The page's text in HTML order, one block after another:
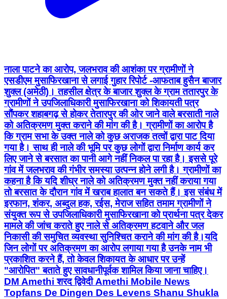
नाला पाटने का आरोप, जलभराव की आशंका पर ग्रामीणों ने
एसडीएम मुसाफिरखाना से लगाई गुहार रिपोर्ट -आफताब हुसैन बाजार
शुक्ल (अमेठी)। तहसील क्षेत्र के बाजार शुक्ल के ग्राम ततारपुर के
ग्रामीणों ने उपजिलाधिकारी मुसाफिरखाना को शिकायती पत्र
सौंपकर शहाबगढ़ से होकर तेतारपुर की ओर जाने वाले बरसाती नाले
को अतिक्रमण मुक्त कराने की मांग की है। ग्रामीणों का आरोप है
कि ग्राम सभा के उक्त नाले को कुछ अराजक तत्वों द्वारा पाट दिया
गया है। साथ ही नाले की भूमि पर कुछ लोगों द्वारा निर्माण कार्य कर
लिए जाने से बरसात का पानी आगे नहीं निकल पा रहा है। इससे पूरे
गांव में जलभराव की गंभीर समस्या उत्पन्न होने लगी है। ग्रामीणों का
कहना है कि यदि शीघ्र नाले को अतिक्रमण मुक्त नहीं कराया गया
तो बरसात के दौरान गांव में खराब हालात बन सकते हैं। इस संबंध में
इरफान, शंकर, अब्दुल हक, रईस, मेराज सहित तमाम ग्रामीणों ने
संयुक्त रूप से उपजिलाधिकारी मुसाफिरखाना को प्रार्थना पत्र देकर
मामले की जांच कराते हुए नाले से अतिक्रमण हटवाने और जल
निकासी की समुचित व्यवस्था सुनिश्चित कराने की मांग की है।यदि
जिन लोगों पर अतिक्रमण का आरोप लगाया गया है उनके नाम भी
प्रकाशित करने हैं, तो केवल शिकायत के आधार पर उन्हें
"आरोपित" बताते हुए सावधानीपूर्वक शामिल किया जाना चाहिए।
DM Amethi शरद द्विवेदी Amethi Mobile News
Topfans De Dingen Des Levens Shanu Shukla